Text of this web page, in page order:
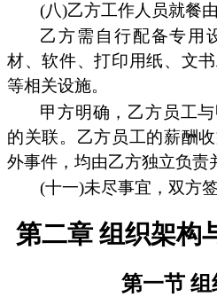
(八)乙方工作人员就餐
乙方需自行配备专用
材、软件、打印用纸、文
等相关设施。
甲方明确，乙方员工
的关联。乙方员工的薪酬
外事件，均由乙方独立负责
(十一)未尽事宜，双方
第二章 组织架构
第一节